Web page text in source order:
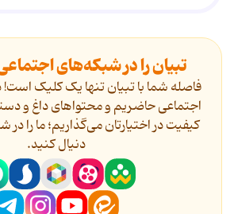
تبیان را در شبکه‌های
فاصله شما با تبیان تنها یک کلیک
اجتماعی حاضریم و محتواهای داغ و
کیفیت در اختیارتان می‌گذاریم؛ ما را
دنیال کنید.